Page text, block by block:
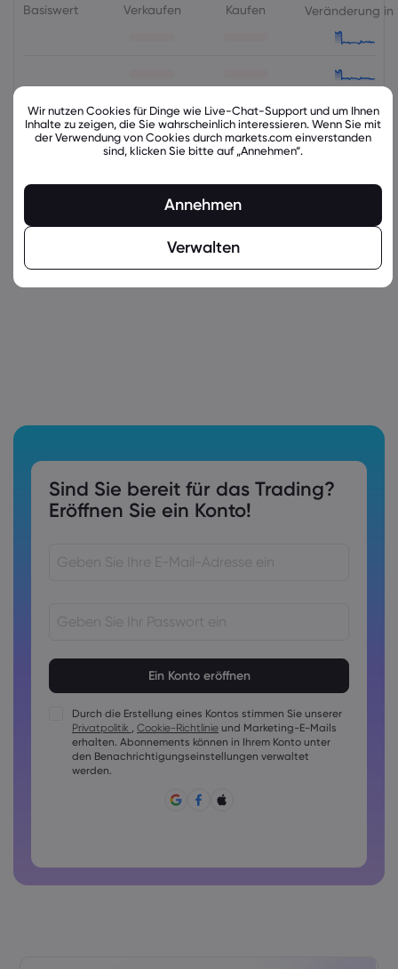
Basiswert Verkaufen Kaufen Veränderung in
latest_education_articles
Sind Sie bereit für das Trading?
Eröffnen Sie ein Konto!
Kennwörter müssen mindestens 1 Großbuchstaben
enthalten
Kennwörter müssen mindestens 1 Kleinbuchstaben enthalten
Das Passwort muss folgende Zeichen enthalten ~!@#£
%^&amp;*()_-+=:;&lt;&gt;{,[]?,.
Passwörter dürfen nicht allgemein geläufig sein
Durch die Erstellung eines Kontos stimmen Sie unserer
Privatpolitik , Cookie-Richtlinie und Marketing-E-Mails
erhalten. Abonnements können in Ihrem Konto unter
den Benachrichtigungseinstellungen verwaltet
werden.
Wir nutzen Cookies für Dinge wie Live-Chat-Support und um Ihnen
Inhalte zu zeigen, die Sie wahrscheinlich interessieren. Wenn Sie mit
der Verwendung von Cookies durch markets.com einverstanden
sind, klicken Sie bitte auf „Annehmen“.
Annehmen
Verwalten